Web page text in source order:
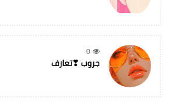
0
جروب ❣تعارف